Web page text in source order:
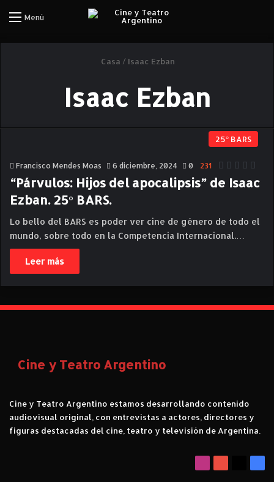
Menú Iniciar Sesión
Casa / Isaac Ezban
Isaac Ezban
25° BARS
Francisco Mendes Moas 6 diciembre, 2024 0 231
“Párvulos: Hijos del apocalipsis” de Isaac
Ezban. 25° BARS.
Lo bello del BARS es poder ver cine de género de todo el
mundo, sobre todo en la Competencia Internacional.…
Leer más
Cine y Teatro Argentino
Cine y Teatro Argentino estamos desarrollando contenido
audiovisual original, con entrevistas a actores, directores y
figuras destacadas del cine, teatro y televisión de Argentina.